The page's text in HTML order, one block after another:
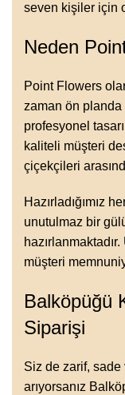
seven kişiler için
Neden
Point Flowers
zaman ön planda
profesyonel
kaliteli müşteri
çiçekçileri
Hazırladığımız
unutulmaz bir
müşteri
Balköpüğü
Siparişi
Siz de zarif, sade
arıyorsanız